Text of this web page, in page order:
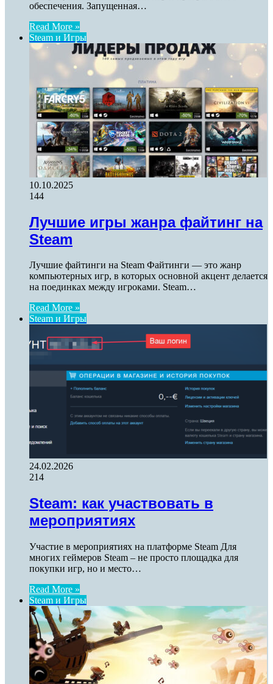
обеспечения. Запущенная…
Read More »
Steam и Игры
10.10.2025
144
Лучшие игры жанра файтинг на
Steam
Лучшие файтинги на Steam Файтинги — это жанр
компьютерных игр, в которых основной акцент делается
на поединках между игроками. Steam…
Read More »
Steam и Игры
24.02.2026
214
Steam: как участвовать в
мероприятиях
Участие в мероприятиях на платформе Steam Для
многих геймеров Steam – не просто площадка для
покупки игр, но и место…
Read More »
Steam и Игры